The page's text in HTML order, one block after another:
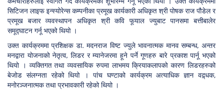
सिटिजन लाइफ इन्स्योरेन्स कम्पनीका प्रमूख कार्यकारी अधिकृत श्री पोषक राज पौडेल र
प्रमूख बजार व्यवस्थापन अधिकृत श्री कवि फूयाल ज्युबाट पानसमा बत्तीबालेर
समूद्घाटन गर्नू भएको थियो ।
उक्त कार्यक्रममा प्रशिक्षक डा. मदनराज विष्ट ज्युले भावनात्मक मानव सम्बन्ध, अन्तर
मनद्वारा योजनाको नेतृत्व, लिडर र म्यानेजरमा हूने पर्ने गूणहरु बारे प्रकाश पार्नू भएको
थियो । व्यक्तिगत तथा व्यवसायिक रुपमा लाभमय क्रियाकलापको कारण लिडरहरुको
बेजोड संलग्नता रहेको थियो । पांच घण्टाको कार्यक्रम अत्याधिक ज्ञान वद्र्धक,
मनोरञ्जनात्मक तथा प्रभावकारी रहेको थियो ।